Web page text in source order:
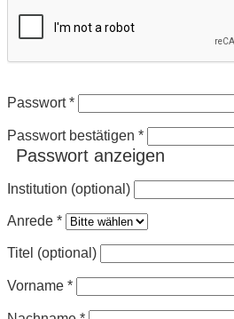
Passwort*
Passwort bestätigen *
Passwort anzeigen
Institution (optional)
Anrede *
Titel (optional)
Vorname *